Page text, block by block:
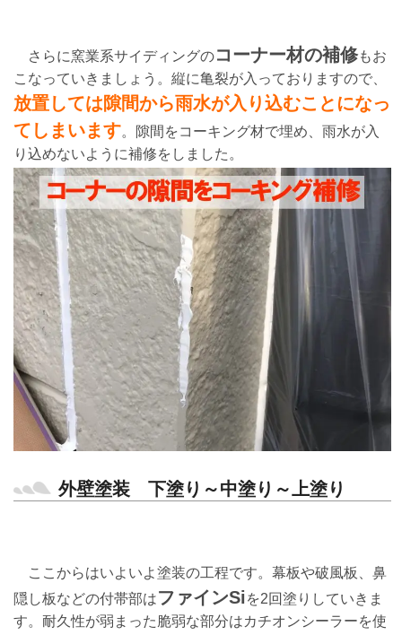
さらに窯業系サイディングのコーナー材の補修もお
こなっていきましょう。縦に亀裂が入っておりますので、
放置しては隙間から雨水が入り込むことになっ
てしまいます。隙間をコーキング材で埋め、雨水が入
り込めないように補修をしました。
外壁塗装 下塗り～中塗り～上塗り
ここからはいよいよ塗装の工程です。幕板や破風板、鼻
隠し板などの付帯部はファインSiを2回塗りしていきま
す。耐久性が弱まった脆弱な部分はカチオンシーラーを使